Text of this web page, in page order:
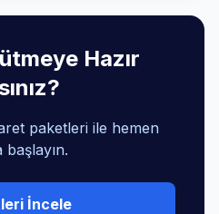
Hazır
paketleri ile hemen
başlayın.
İncele